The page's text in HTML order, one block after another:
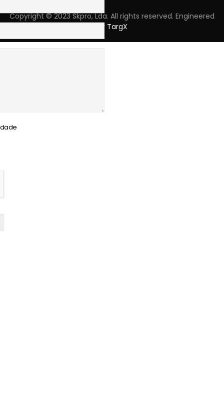
Copyright © 2023 Skpro, Lda. All rights reserved. Engineered
by TargX